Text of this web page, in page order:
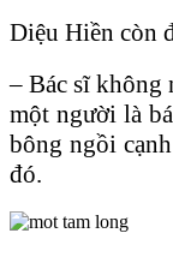
Diệu Hiền còn
– Bác sĩ
một người là
bông ngồi
đó.